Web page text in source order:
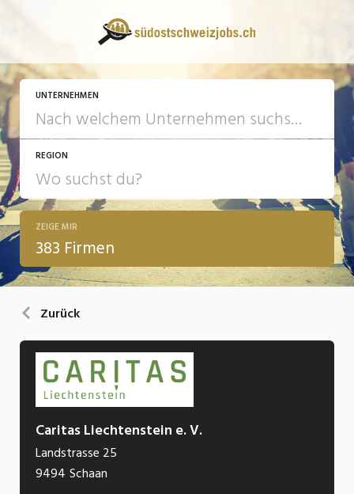
UNTERNEHMEN
REGION
ZEIGE MIR
383 Firmen
Zurück
Caritas Liechtenstein e. V.
Landstrasse 25
9494 Schaan